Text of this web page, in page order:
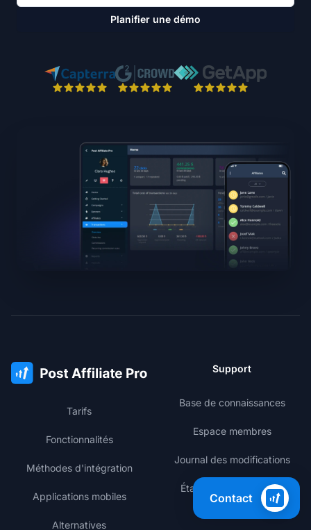
Planifier une démo
Tarifs
Fonctionnalités
Méthodes d'intégration
Applications mobiles
Alternatives
Support
Base de connaissances
Espace membres
Journal des modifications
État des performances
Contact